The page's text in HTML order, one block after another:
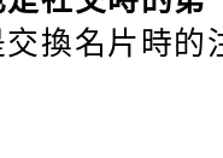
交換名片時的